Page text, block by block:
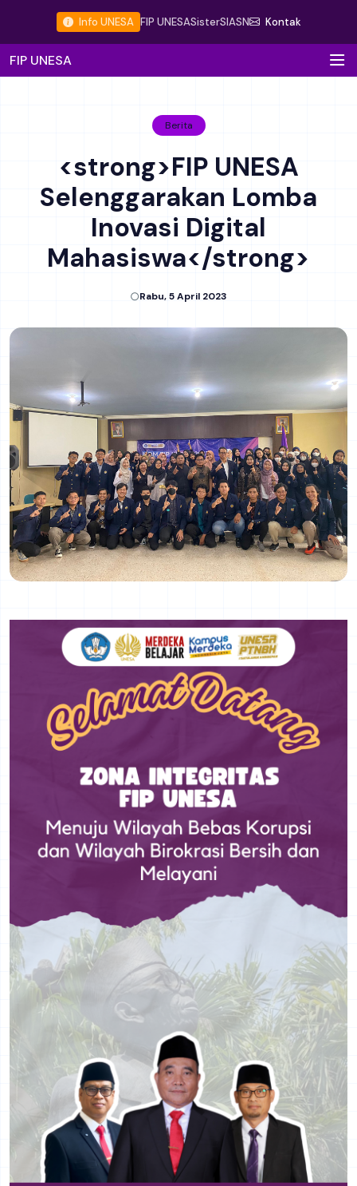
Info UNESA FIP UNESASisterSIASN Kontak
FIP UNESA
Berita
<strong>FIP UNESA
Selenggarakan Lomba
Inovasi Digital
Mahasiswa</strong>
Rabu, 5 April 2023